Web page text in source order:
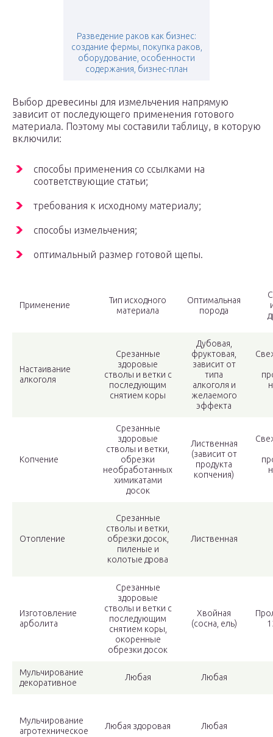
Разведение раков как бизнес:
создание фермы, покупка раков,
оборудование, особенности
содержания, бизнес-план
Выбор древесины для измельчения напрямую
зависит от последующего применения готового
материала. Поэтому мы составили таблицу, в которую
включили:
способы применения со ссылками на
соответствующие статьи;
требования к исходному материалу;
способы измельчения;
оптимальный размер готовой щепы.
Применение
Тип исходного
материала
Оптимальная
порода
Настаивание
алкоголя
Срезанные
здоровые
стволы и ветки с
последующим
снятием коры
Дубовая,
фруктовая,
зависит от
типа
алкоголя и
желаемого
эффекта
Копчение
Срезанные
здоровые
стволы и ветки,
обрезки
необработанных
химикатами
досок
Лиственная
(зависит от
продукта
копчения)
Отопление
Срезанные
стволы и ветки,
обрезки досок,
пиленые и
колотые дрова
Лиственная
Изготовление
арболита
Срезанные
здоровые
стволы и ветки с
последующим
снятием коры,
окоренные
обрезки досок
Хвойная
(сосна, ель)
Мульчирование
декоративное
Любая Любая
Мульчирование
агротехническое
Любая здоровая Любая